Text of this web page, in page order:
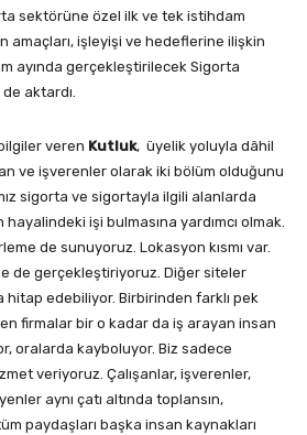
sektörüne özel ilk ve tek istihdam
amaçları, işleyişi ve hedeflerine ilişkin
ayında gerçekleştirilecek Sigorta
aktardı.
veren Kutluk, üyelik yoluyla dâhil
ve işverenler olarak iki bölüm olduğunu
sigorta ve sigortayla ilgili alanlarda
işi bulmasına yardımcı olmak.
de sunuyoruz. Lokasyon kısmı var.
de gerçekleştiriyoruz. Diğer siteler
hitap edebiliyor. Birbirinden farklı pek
firmalar bir o kadar da iş arayan insan
oralarda kayboluyor. Biz sadece
veriyoruz. Çalışanlar, işverenler,
aynı çatı altında toplansın,
paydaşları başka insan kaynakları